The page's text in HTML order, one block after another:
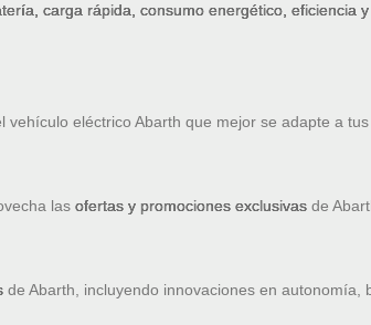
carga rápida, consumo energético, eficiencia
eléctrico Abarth que mejor se adapte a
las ofertas y promociones exclusivas de
de Abarth, incluyendo innovaciones en autonomía,